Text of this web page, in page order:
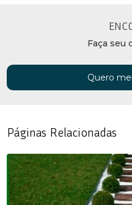
Faça seu
Quero
Páginas Relacionadas